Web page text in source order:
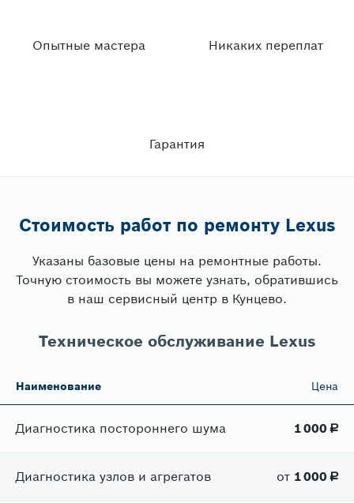
Опытные мастера Никаких переплат
Гарантия
Стоимость работ по ремонту Lexus
Указаны базовые цены на ремонтные работы.
Точную стоимость вы можете узнать, обратившись
в наш сервисный центр в Кунцево.
Техническое обслуживание Lexus
Наименование Цена
Диагностика постороннего шума 1​ 000руб.
Диагностика узлов и агрегатов от 1​ 000 руб.